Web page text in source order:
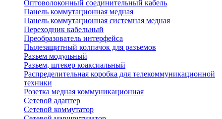
Оптоволоконный соединительный кабель
Панель коммутационная медная
Панель коммутационная системная медная
Переходник кабельный
Преобразователь интерфейса
Пылезащитный колпачок для разъемов
Разъем модульный
Разъем, штекер коаксиальный
Распределительная коробка для телекоммуникационной
техники
Розетка медная коммуникационная
Сетевой адаптер
Сетевой коммутатор